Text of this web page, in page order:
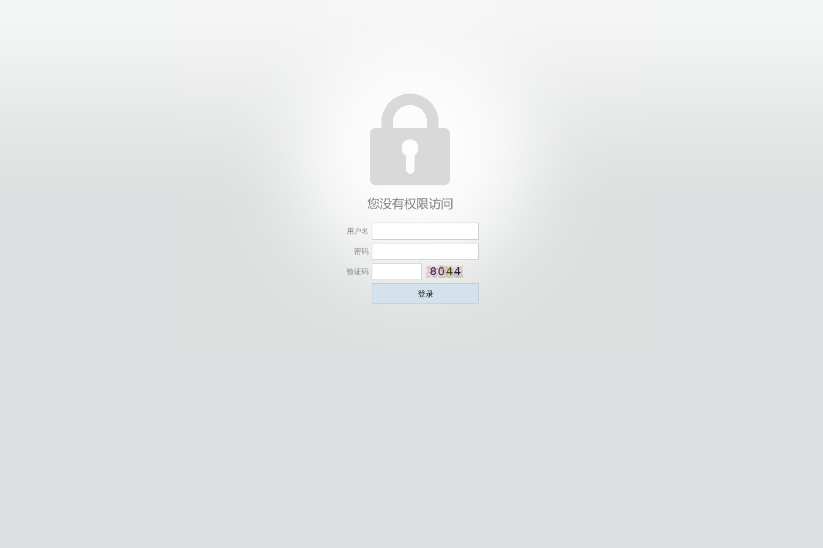
用户名
密码
验证码